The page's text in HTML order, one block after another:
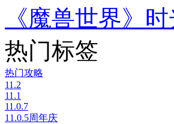
《魔兽世界》
热门标签
热门攻略
11.2
11.1
11.0.7
11.0.5周年庆